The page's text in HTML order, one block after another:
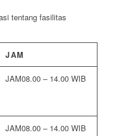
tentang fasilitas
JAM
08.00 – 14.00 WIB
08.00 – 14.00 WIB